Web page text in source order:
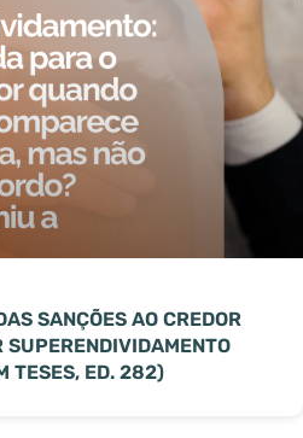
SANÇÕES AO CREDOR
SUPERENDIVIDAMENTO
TESES, ED. 282)